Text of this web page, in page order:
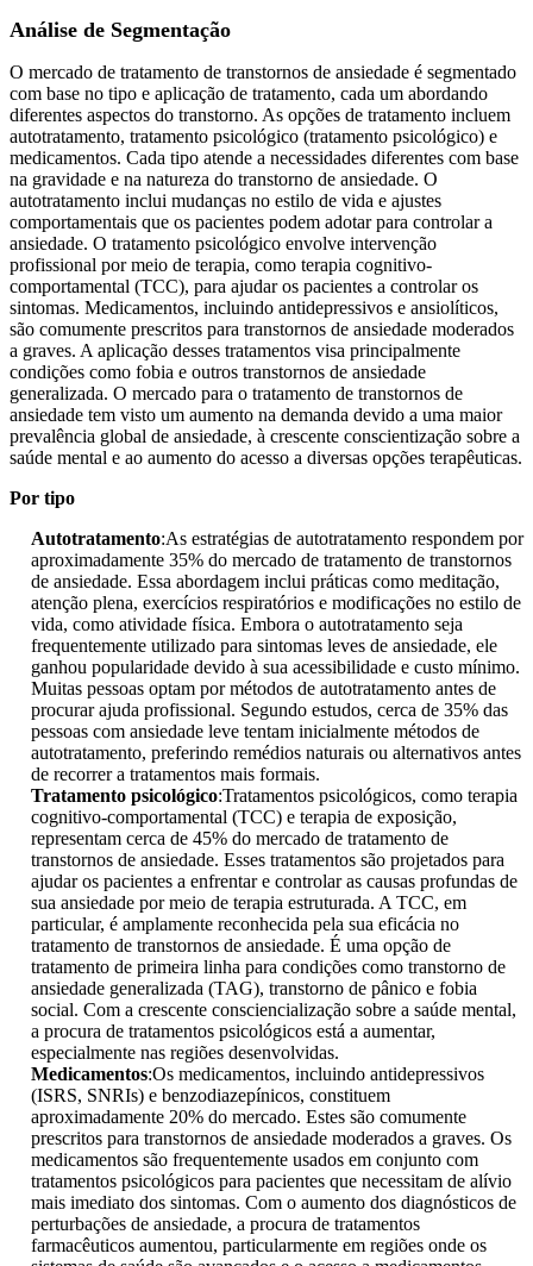
Análise de Segmentação
O mercado de tratamento de transtornos de ansiedade é segmentado
com base no tipo e aplicação de tratamento, cada um abordando
diferentes aspectos do transtorno. As opções de tratamento incluem
autotratamento, tratamento psicológico (tratamento psicológico) e
medicamentos. Cada tipo atende a necessidades diferentes com base
na gravidade e na natureza do transtorno de ansiedade. O
autotratamento inclui mudanças no estilo de vida e ajustes
comportamentais que os pacientes podem adotar para controlar a
ansiedade. O tratamento psicológico envolve intervenção
profissional por meio de terapia, como terapia cognitivo-
comportamental (TCC), para ajudar os pacientes a controlar os
sintomas. Medicamentos, incluindo antidepressivos e ansiolíticos,
são comumente prescritos para transtornos de ansiedade moderados
a graves. A aplicação desses tratamentos visa principalmente
condições como fobia e outros transtornos de ansiedade
generalizada. O mercado para o tratamento de transtornos de
ansiedade tem visto um aumento na demanda devido a uma maior
prevalência global de ansiedade, à crescente conscientização sobre a
saúde mental e ao aumento do acesso a diversas opções terapêuticas.
Por tipo
Autotratamento:As estratégias de autotratamento respondem por
aproximadamente 35% do mercado de tratamento de transtornos
de ansiedade. Essa abordagem inclui práticas como meditação,
atenção plena, exercícios respiratórios e modificações no estilo de
vida, como atividade física. Embora o autotratamento seja
frequentemente utilizado para sintomas leves de ansiedade, ele
ganhou popularidade devido à sua acessibilidade e custo mínimo.
Muitas pessoas optam por métodos de autotratamento antes de
procurar ajuda profissional. Segundo estudos, cerca de 35% das
pessoas com ansiedade leve tentam inicialmente métodos de
autotratamento, preferindo remédios naturais ou alternativos antes
de recorrer a tratamentos mais formais.
Tratamento psicológico:Tratamentos psicológicos, como terapia
cognitivo-comportamental (TCC) e terapia de exposição,
representam cerca de 45% do mercado de tratamento de
transtornos de ansiedade. Esses tratamentos são projetados para
ajudar os pacientes a enfrentar e controlar as causas profundas de
sua ansiedade por meio de terapia estruturada. A TCC, em
particular, é amplamente reconhecida pela sua eficácia no
tratamento de transtornos de ansiedade. É uma opção de
tratamento de primeira linha para condições como transtorno de
ansiedade generalizada (TAG), transtorno de pânico e fobia
social. Com a crescente consciencialização sobre a saúde mental,
a procura de tratamentos psicológicos está a aumentar,
especialmente nas regiões desenvolvidas.
Medicamentos:Os medicamentos, incluindo antidepressivos
(ISRS, SNRIs) e benzodiazepínicos, constituem
aproximadamente 20% do mercado. Estes são comumente
prescritos para transtornos de ansiedade moderados a graves. Os
medicamentos são frequentemente usados ​​em conjunto com
tratamentos psicológicos para pacientes que necessitam de alívio
mais imediato dos sintomas. Com o aumento dos diagnósticos de
perturbações de ansiedade, a procura de tratamentos
farmacêuticos aumentou, particularmente em regiões onde os